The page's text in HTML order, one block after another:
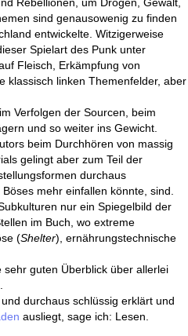
Rebellionen, um Drogen, Gewalt,
sind genausowenig zu finden
entwickelte. Witzigerweise
Spielart des Punk unter
Fleisch, Erkämpfung von
klassisch linken Themenfelder, aber
Verfolgen der Sourcen, beim
und so weiter ins Gewicht.
beim Durchhören von massig
gelingt aber zum Teil der
durchaus
mehr einfallen könnte, sind.
nur ein Spiegelbild der
im Buch, wo extreme
(Shelter), ernährungstechnische
guten Überblick über allerlei
durchaus schlüssig erklärt und
ausliegt, sage ich: Lesen.